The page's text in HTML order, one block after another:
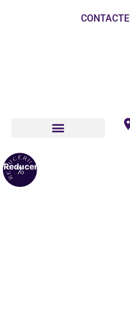
CONTACTE
Reduceri!